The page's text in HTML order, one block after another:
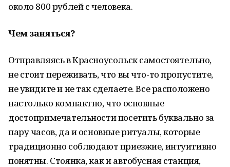
около 800 рублей с человека.
Чем заняться?
Отправляясь в Красноусольск самостоятельно,
не стоит переживать, что вы что-то пропустите,
не увидите и не так сделаете. Все расположено
настолько компактно, что основные
достопримечательности посетить буквально за
пару часов, да и основные ритуалы, которые
традиционно соблюдают приезжие, интуитивно
понятны. Стоянка, как и автобусная станция,